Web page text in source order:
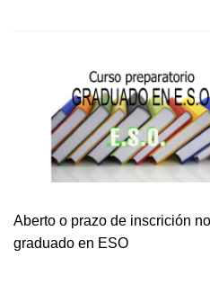
ESCAPARATISMO
«EURURAL»
CONCLÚE
GUARDA
DE
PARTICIPACIÓN
Aberto o prazo de inscrición
graduado en ESO